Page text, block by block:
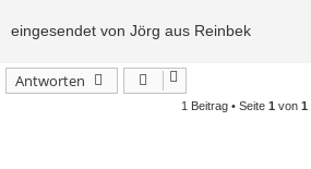
eingesendet von Jörg aus Reinbek
Antworten
1 Beitrag • Seite 1 von 1